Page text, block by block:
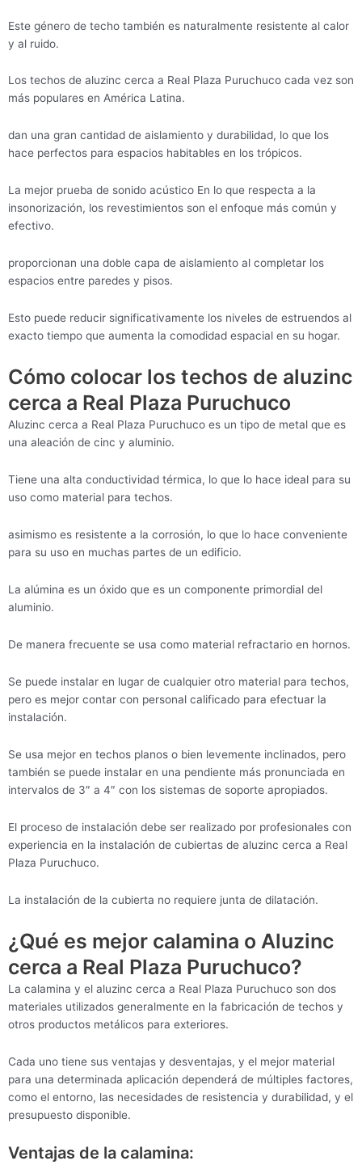
Este género de techo también es naturalmente resistente al calor
y al ruido.
Los techos de aluzinc cerca a Real Plaza Puruchuco cada vez son
más populares en América Latina.
dan una gran cantidad de aislamiento y durabilidad, lo que los
hace perfectos para espacios habitables en los trópicos.
La mejor prueba de sonido acústico En lo que respecta a la
insonorización, los revestimientos son el enfoque más común y
efectivo.
proporcionan una doble capa de aislamiento al completar los
espacios entre paredes y pisos.
Esto puede reducir significativamente los niveles de estruendos al
exacto tiempo que aumenta la comodidad espacial en su hogar.
Cómo colocar los techos de aluzinc
cerca a Real Plaza Puruchuco
Aluzinc cerca a Real Plaza Puruchuco es un tipo de metal que es
una aleación de cinc y aluminio.
Tiene una alta conductividad térmica, lo que lo hace ideal para su
uso como material para techos.
asimismo es resistente a la corrosión, lo que lo hace conveniente
para su uso en muchas partes de un edificio.
La alúmina es un óxido que es un componente primordial del
aluminio.
De manera frecuente se usa como material refractario en hornos.
Se puede instalar en lugar de cualquier otro material para techos,
pero es mejor contar con personal calificado para efectuar la
instalación.
Se usa mejor en techos planos o bien levemente inclinados, pero
también se puede instalar en una pendiente más pronunciada en
intervalos de 3″ a 4″ con los sistemas de soporte apropiados.
El proceso de instalación debe ser realizado por profesionales con
experiencia en la instalación de cubiertas de aluzinc cerca a Real
Plaza Puruchuco.
La instalación de la cubierta no requiere junta de dilatación.
¿Qué es mejor calamina o Aluzinc
cerca a Real Plaza Puruchuco?
La calamina y el aluzinc cerca a Real Plaza Puruchuco son dos
materiales utilizados generalmente en la fabricación de techos y
otros productos metálicos para exteriores.
Cada uno tiene sus ventajas y desventajas, y el mejor material
para una determinada aplicación dependerá de múltiples factores,
como el entorno, las necesidades de resistencia y durabilidad, y el
presupuesto disponible.
Ventajas de la calamina: